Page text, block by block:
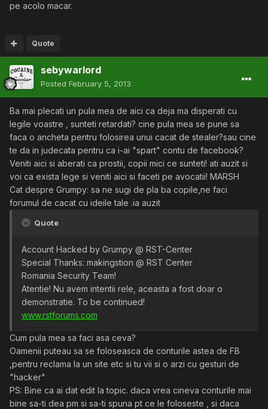
pe acolo macar.
Quote
sebywarlord
Posted February 5, 2013
Ba mai plecati un pula mea de aici ca deja ma disperati cu
legile voastre , sunteti retardati? cine pula mea se pune sa
faca o ancheta pentru folosirea unui cacat de stealer?sau cine
te da in judecata pentru ca i-ai "spart" contu de facebook?
Veniti aici si aberati ca prostii, copii mici ce sunteti! ati auzit si
voi ca exista lege si veniti aici si faceti pe avocatii! MARSH
Cat despre Grumpy: sa ne sugi de pla ba copile,ne faci
forumul de cacat cu ideile tale .ia auzit
Quote
Account Hacked by Grumpy @ RST-Center
Special Thanks: makingstion @ RST Center
Romania Security Team!
Atentie! Nu avem intentii rele, aceasta a fost doar o
demonstratie. To be continued!
www.rstforums.com
Cum pula mea sa faci asa ceva?
Oamenii puteau sa se foloseasca de conturile astea de FB
,pentru reclama la un site etc si tu vii si o arzi cu gesturi de
"hacker"
PS: Bine ca ai dat edit la topic. daca vrea cineva conturile mai
bine sa-ti dea pm si sa-ti spuna pt ce le foloseste , si daca